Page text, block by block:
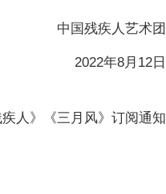
中国残疾人艺术团
2022年8月 12 日
人》《三月风》订阅通知